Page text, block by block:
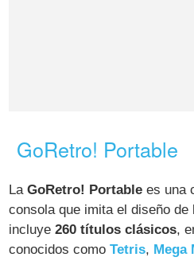
GoRetro! Portable
LaGoRetro! Portable es una
consola que imita el diseño
incluye260 títulos clásicos,
conocidos comoTetris, Mega